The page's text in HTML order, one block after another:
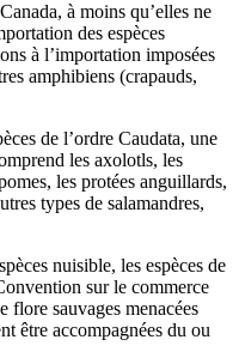
à moins qu’elles ne
des espèces
à l’importation imposées
amphibiens (crapauds,
de l’ordre Caudata, une
les axolotls, les
les protées anguillards,
types de salamandres,
nuisible, les espèces de
sur le commerce
flore sauvages menacées
être accompagnées du ou